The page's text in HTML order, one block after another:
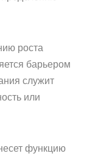
роста
барьером
служит
или
функцию